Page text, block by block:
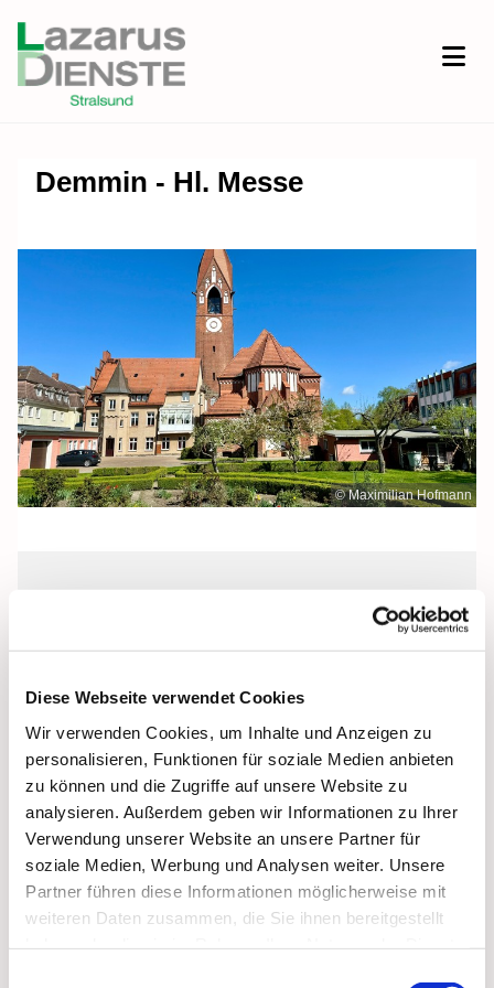
Diese Webseite verwendet Cookies
Wir verwenden Cookies, um Inhalte und Anzeigen zu
personalisieren, Funktionen für soziale Medien anbieten
zu können und die Zugriffe auf unsere Website zu
analysieren. Außerdem geben wir Informationen zu Ihrer
Verwendung unserer Website an unsere Partner für
soziale Medien, Werbung und Analysen weiter. Unsere
Partner führen diese Informationen möglicherweise mit
weiteren Daten zusammen, die Sie ihnen bereitgestellt
Demmin - Hl. Messe
© Maximilian Hofmann
Sonntag, 12. Dezember 2027, 10:30
Uhr
Maria Rosenkranzkönigin, Reiferstraße
2A, 17109 Demmin